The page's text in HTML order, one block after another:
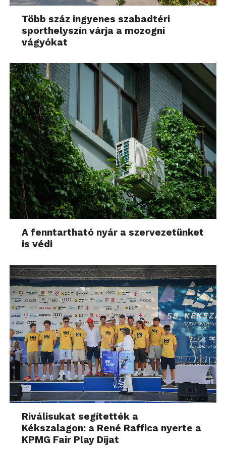
Több száz ingyenes szabadtéri
sporthelyszín várja a mozogni
vágyókat
A fenntartható nyár a szervezetünket
is védi
Riválisukat segítették a
Kékszalagon: a René Raffica nyerte a
KPMG Fair Play Díjat